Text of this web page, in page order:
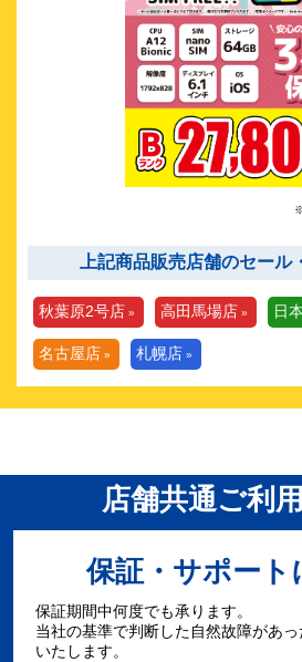
上記商品販売店舗のセール
秋葉原2号店 高田馬場店 日
名古屋店 札幌店
店舗共通ご利
保証・サポート
保証期間中何度でも承ります。
当社の基準で判断した自然故障があ
いたします。